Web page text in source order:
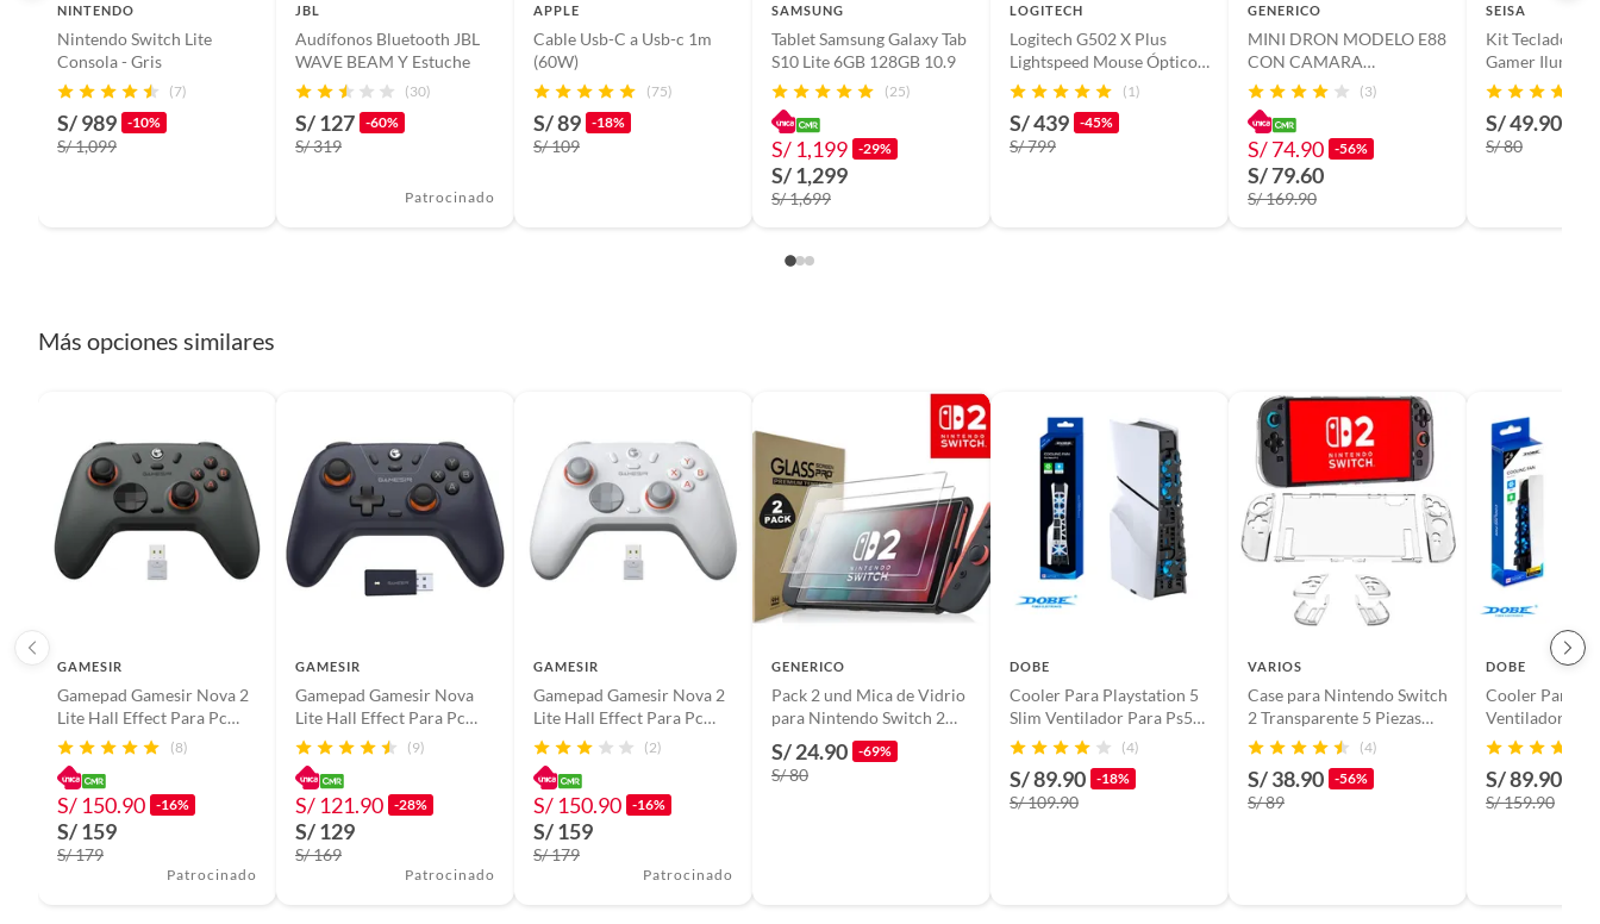
Las imágenes utilizadas son solo para fines ilustrativos y pueden no representar el producto final.
IMAGEN REFERENCIAL (El empaquetado del producto puede tener variaciones)
Modelo STEAM DECK
Dimensiones 21 x 14 x 4
3 meses
NINTENDO
Nintendo Switch Lite
Consola - Gris
(7)
S/ 989 -10%
S/ 1,099
JBL
Audífonos Bluetooth JBL
WAVE BEAM Y Estuche
(30)
S/ 127 -60%
S/ 319
Patrocinado
APPLE
Cable Usb-C a Usb-c 1m
(60W)
(75)
S/ 89 -18%
S/ 109
SAMSUNG
Tablet Samsung Galaxy Tab
S10 Lite 6GB 128GB 10.9
(25)
S/ 1,199 -29%
S/ 1,299
S/ 1,699
LOGITECH
Logitech G502 X Plus
Lightspeed Mouse Óptico
Inalámbrico - Negro
(1)
S/ 439 -45%
S/ 799
GENERICO
MINI DRON MODELO E88
CON CAMARA
INCORPORADA
(3)
S/ 74.90 -56%
S/ 79.60
S/ 169.90
SEISA
Kit Teclado Y
Gamer
RGB Gaming
S/ 49.90
S/ 80
Más opciones similares
GAMESIR
Gamepad Gamesir Nova 2
Lite Hall Effect Para Pc
Steam Nintendo Switch 2
(8)
S/ 150.90 -16%
S/ 159
S/ 179
Patrocinado
GAMESIR
Gamepad Gamesir Nova
Lite Hall Effect Para Pc
Steam Nintendo Switch
(9)
S/ 121.90 -28%
S/ 129
S/ 169
Patrocinado
GAMESIR
Gamepad Gamesir Nova 2
Lite Hall Effect Para Pc
Steam Nintendo Switch 2 -
Blanco
(2)
S/ 150.90 -16%
S/ 159
S/ 179
Patrocinado
GENERICO
Pack 2 und Mica de Vidrio
para Nintendo Switch 2
Protección total
S/ 24.90 -69%
S/ 80
DOBE
Cooler Para Playstation 5
Slim Ventilador Para Ps5
Slim
(4)
S/ 89.90 -18%
S/ 109.90
VARIOS
Case para Nintendo Switch
2 Transparente 5 Piezas
Rígido
(4)
S/ 38.90 -56%
S/ 89
DOBE
Cooler Para
Ventilador
S/ 89.90
S/ 159.90